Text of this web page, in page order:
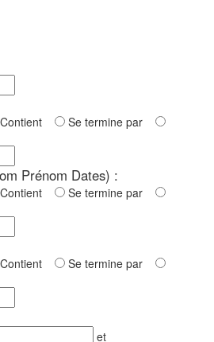
Contient
Se termine par
Prénom Dates) :
Contient
Se termine par
Contient
Se termine par
et